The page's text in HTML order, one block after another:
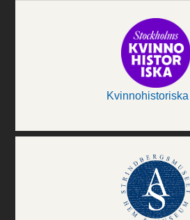
Kvinnohistoriska